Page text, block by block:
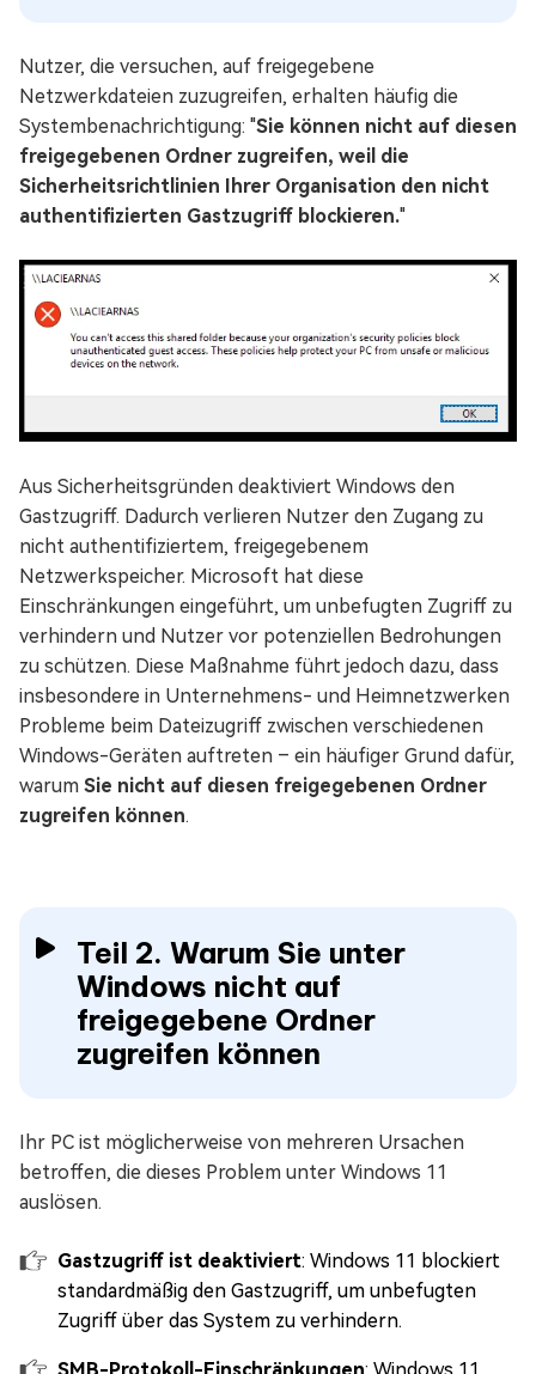
Nutzer, die versuchen, auf freigegebene
Netzwerkdateien zuzugreifen, erhalten häufig die
Systembenachrichtigung: "Sie können nicht auf diesen
freigegebenen Ordner zugreifen, weil die
Sicherheitsrichtlinien Ihrer Organisation den nicht
authentifizierten Gastzugriff blockieren."
Aus Sicherheitsgründen deaktiviert Windows den
Gastzugriff. Dadurch verlieren Nutzer den Zugang zu
nicht authentifiziertem, freigegebenem
Netzwerkspeicher. Microsoft hat diese
Einschränkungen eingeführt, um unbefugten Zugriff zu
verhindern und Nutzer vor potenziellen Bedrohungen
zu schützen. Diese Maßnahme führt jedoch dazu, dass
insbesondere in Unternehmens- und Heimnetzwerken
Probleme beim Dateizugriff zwischen verschiedenen
Windows-Geräten auftreten – ein häufiger Grund dafür,
warum Sie nicht auf diesen freigegebenen Ordner
zugreifen können.
Teil 2. Warum Sie unter
Windows nicht auf
freigegebene Ordner
zugreifen können
Ihr PC ist möglicherweise von mehreren Ursachen
betroffen, die dieses Problem unter Windows 11
auslösen.
Gastzugriff ist deaktiviert: Windows 11 blockiert
standardmäßig den Gastzugriff, um unbefugten
Zugriff über das System zu verhindern.